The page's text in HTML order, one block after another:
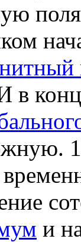
в
и